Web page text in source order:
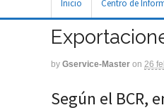
Inicio Centro de
by Gservice-Master on 26
Según el BCR,